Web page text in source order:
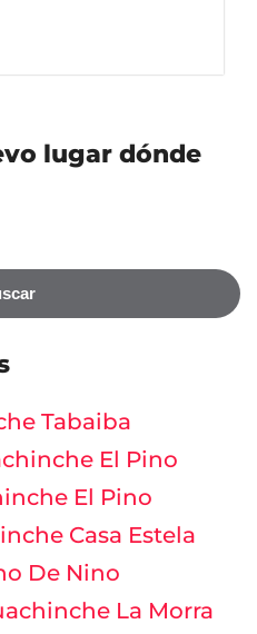
lugar dónde
Tabaiba
El Pino
El Pino
Casa Estela
De Nino
La Morra